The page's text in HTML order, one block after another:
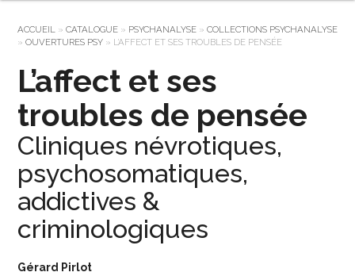
ACCUEIL » CATALOGUE» PSYCHANALYSE» COLLECTIONS PSYCHANALYSE
» OUVERTURES PSY» L’AFFECT ET SES TROUBLES DE PENSÉE
L’affect et ses
troubles de pensée
Cliniques névrotiques,
psychosomatiques,
addictives &
criminologiques
Gérard Pirlot